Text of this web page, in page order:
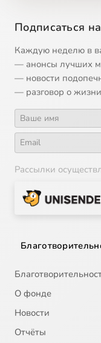
Подписаться
Каждую неделю в
— анонсы лучших
— новости
— разговор о
Рассылки
О фонде
Новости
Отчёты